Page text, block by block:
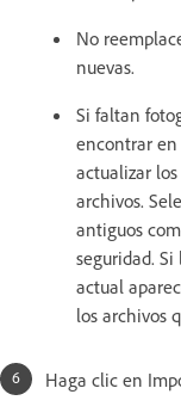
No
nuevas.
Si faltan
encontrar
actualizar
archivos.
antiguos
seguridad.
actual
los archivos
Haga clic en